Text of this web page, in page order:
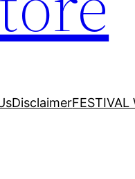
DisclaimerFESTIVAL